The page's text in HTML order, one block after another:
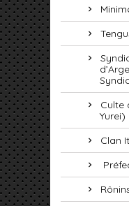
Culte
Yurei)
Clan